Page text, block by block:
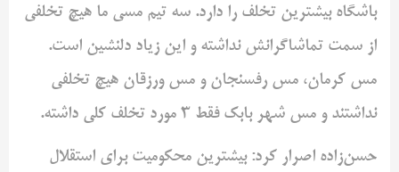
باشگاه بیشترین تخلف را دارد. سه تیم مسی ما هیچ تخلفی
از سمت تماشاگرانش نداشته و این زیاد دلنشین است.
مس کرمان، مس رفسنجان و مس ورزقان هیچ تخلفی
نداشتند و مس شهر بابک فقط ۳ مورد تخلف کلی داشته.
حسن‌زاده اصرار کرد: بیشترین محکومیت برای استقلال